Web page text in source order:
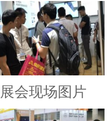
展会现场图片